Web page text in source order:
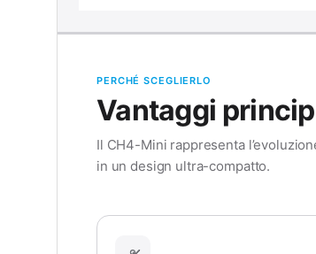
PERCHÉ SCEGLIERLO
Vantaggi
Il CH4-Mini rappresenta
in un design ultra-compatto.